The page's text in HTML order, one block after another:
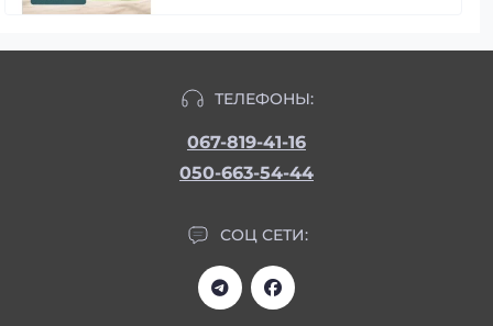
ТЕЛЕФОНЫ:
067-819-41-16
050-663-54-44
СОЦ СЕТИ: